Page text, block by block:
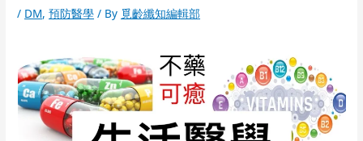
/ DM,預防醫學 / By 覓齡纖知編輯部